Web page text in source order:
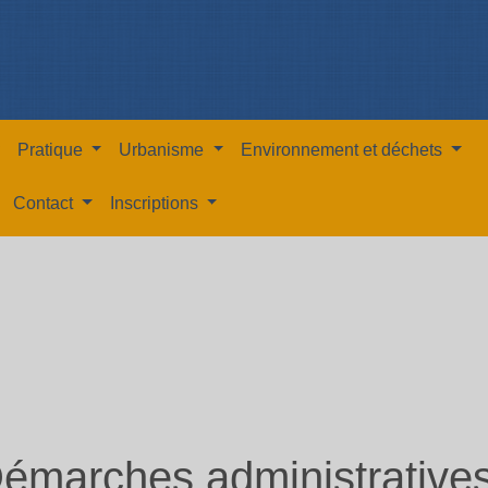
Pratique Urbanisme Environnement et déchets
Contact Inscriptions